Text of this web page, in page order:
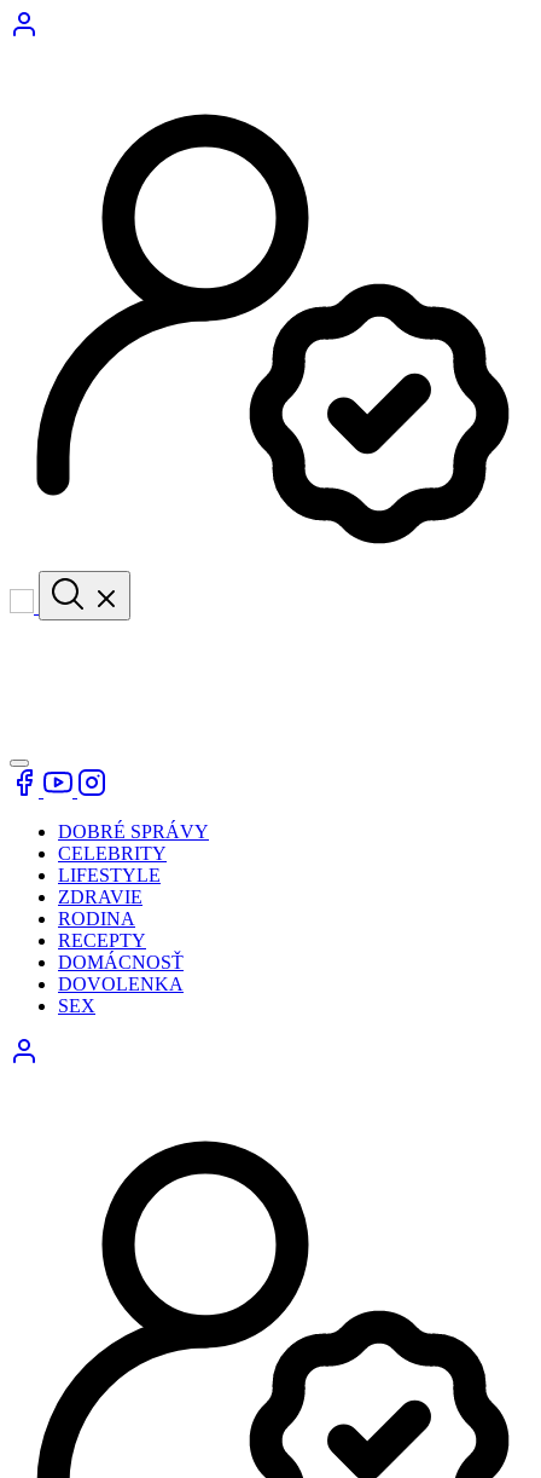
DOBRÉ SPRÁVY
CELEBRITY
LIFESTYLE
ZDRAVIE
RODINA
RECEPTY
DOMÁCNOSŤ
DOVOLENKA
SEX